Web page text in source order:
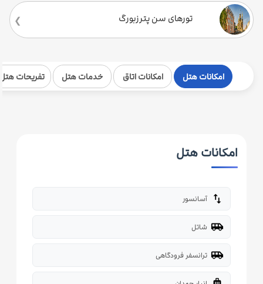
تورهای سن‌ پترزبورگ
امکانات هتل امکانات اتاق خدمات هتل تفریحات
امکانات هتل
import_export آسانسور
airport_shuttle شاتل
airport_shuttle ترانسفر فرودگاهی